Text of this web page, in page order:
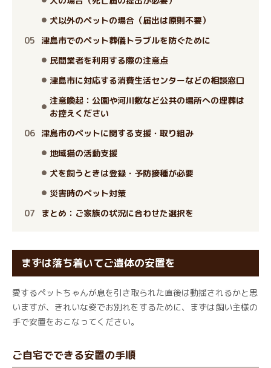
犬以外のペットの場合（届出は原則不要）
津島市でのペット葬儀トラブルを防ぐために
民間業者を利用する際の注意点
津島市に対応する消費生活センターなどの相談窓口
注意喚起：公園や河川敷など公共の場所への埋葬は
お控えください
津島市のペットに関する支援・取り組み
地域猫の活動支援
犬を飼うときは登録・予防接種が必要
災害時のペット対策
まとめ：ご家族の状況に合わせた選択を
まずは落ち着いてご遺体の安置を
愛するペットちゃんが息を引き取られた直後は動揺されるかと思
いますが、きれいな姿でお別れをするために、まずは飼い主様の
手で安置をおこなってください。
ご自宅でできる安置の手順